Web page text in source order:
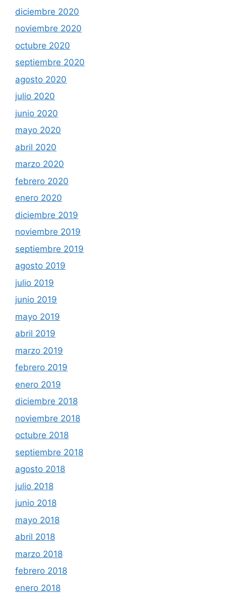
diciembre 2020
noviembre 2020
octubre 2020
septiembre 2020
agosto 2020
julio 2020
junio 2020
mayo 2020
abril 2020
marzo 2020
febrero 2020
enero 2020
diciembre 2019
noviembre 2019
septiembre 2019
agosto 2019
julio 2019
junio 2019
mayo 2019
abril 2019
marzo 2019
febrero 2019
enero 2019
diciembre 2018
noviembre 2018
octubre 2018
septiembre 2018
agosto 2018
julio 2018
junio 2018
mayo 2018
abril 2018
marzo 2018
febrero 2018
enero 2018